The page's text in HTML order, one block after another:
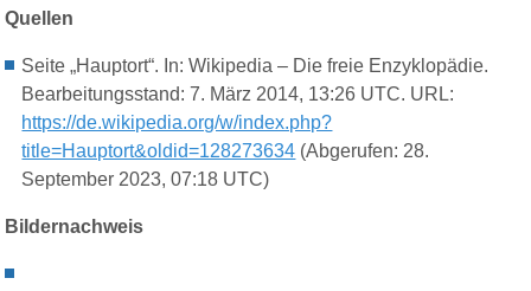
Quellen
Seite „Hauptort“. In: Wikipedia – Die freie Enzyklopädie.
Bearbeitungsstand: 7. März 2014, 13:26 UTC. URL:
https://de.wikipedia.org/w/index.php?
title=Hauptort&oldid=128273634 (Abgerufen: 28.
September 2023, 07:18 UTC)
Bildernachweis